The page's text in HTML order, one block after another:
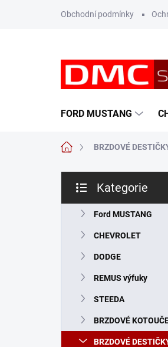
Obchodní podmínky
FORD MUSTANG
Domů BRZDOVÉ
s
e
kategorie
Kategorie
Ford MUSTANG
CHEVROLET
DODGE
REMUS výfuky
STEEDA
BRZDOVÉ
BRZDOVÉ